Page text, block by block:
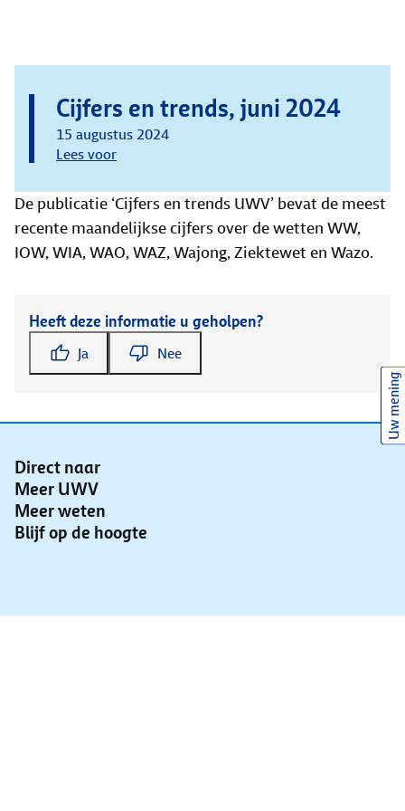
Cijfers en trends, juni 2024
15 augustus 2024
Lees voor
De publicatie ‘Cijfers en trends UWV’ bevat de meest
recente maandelijkse cijfers over de wetten WW,
IOW, WIA, WAO, WAZ, Wajong, Ziektewet en Wazo.
Heeft deze informatie u geholpen?
Ja Nee
Direct naar
Meer UWV
Meer weten
Blijf op de hoogte
Uw mening